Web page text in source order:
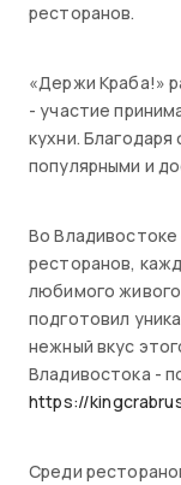
ресторанов.
«Держи Краба!»
- участие
кухни.
популярными и
Во
ресторанов,
любимого живого
подготовил
нежный вкус
Владивостока -
https://
Среди